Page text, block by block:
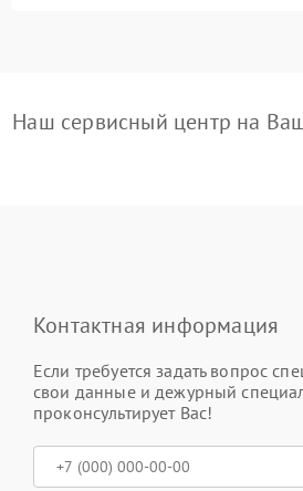
Наш сервисный центр на
Контактная информация
Если требуется задать вопрос
свои данные и дежурный
проконсультирует Вас!